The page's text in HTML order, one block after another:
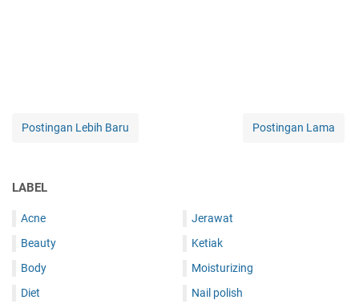
Postingan Lebih Baru Postingan Lama
LABEL
Acne
Beauty
Body
Diet
Jerawat
Ketiak
Moisturizing
Nail polish